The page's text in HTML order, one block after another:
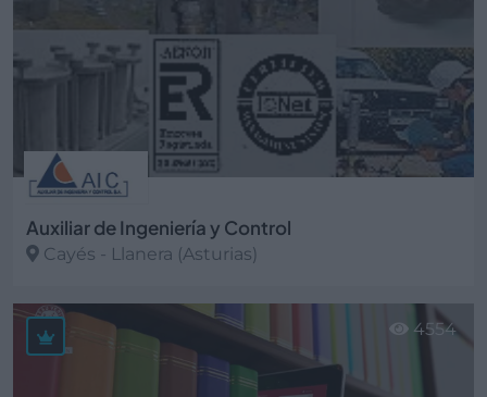
Auxiliar de Ingeniería y Control
Cayés - Llanera (Asturias)
Ver más
4554